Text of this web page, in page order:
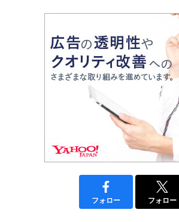
フォロー フォロー